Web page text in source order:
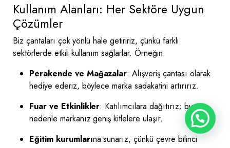
Kullanım Alanları: Her Sektöre Uygun
Çözümler
Biz çantaları çok yönlü hale getiririz, çünkü farklı
sektörlerde etkili kullanım sağlarlar. Örneğin:
Perakende ve Mağazalar: Alışveriş çantası olarak
hediye ederiz, böylece marka sadakatini artırırız.
Fuar ve Etkinlikler: Katılımcılara dağıtırız; bu
nedenle markanız geniş kitlelere ulaşır.
Eğitim kurumlarına sunarız, çünkü çevre bilinci